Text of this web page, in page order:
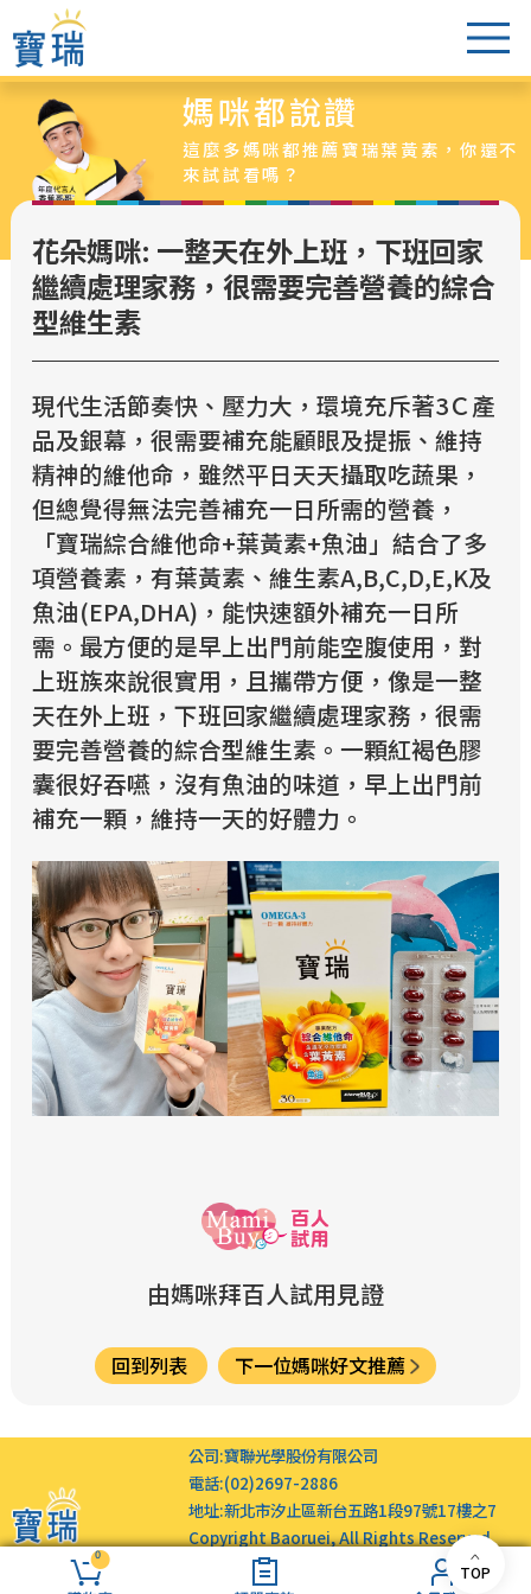
葉黃素怎麼選
醫生老實說
爸媽都說讚
葉黃素專區
最新活動
銷售據點
0
媽咪都說讚
這麼多媽咪都推薦寶瑞葉黃素，你還不
來試試看嗎？
花朵媽咪: 一整天在外上班，下班回家
繼續處理家務，很需要完善營養的綜合
型維生素
現代生活節奏快、壓力大，環境充斥著3Ｃ產
品及銀幕，很需要補充能顧眼及提振、維持
精神的維他命，雖然平日天天攝取吃蔬果，
但總覺得無法完善補充一日所需的營養，
「寶瑞綜合維他命+葉黃素+魚油」結合了多
項營養素，有葉黃素、維生素A,B,C,D,E,K及
魚油(EPA,DHA)，能快速額外補充一日所
需。最方便的是早上出門前能空腹使用，對
上班族來說很實用，且攜帶方便，像是一整
天在外上班，下班回家繼續處理家務，很需
要完善營養的綜合型維生素。一顆紅褐色膠
囊很好吞嚥，沒有魚油的味道，早上出門前
補充一顆，維持一天的好體力。
由媽咪拜百人試用見證
回到列表 下一位媽咪好文推薦
公司:寶聯光學股份有限公司
電話:(02)2697-2886
地址:新北市汐止區新台五路1段97號17樓之7
Copyright Baoruei, All Rights Reserved.
TOP